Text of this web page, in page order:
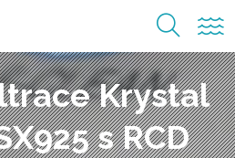
Krystal
s RCD